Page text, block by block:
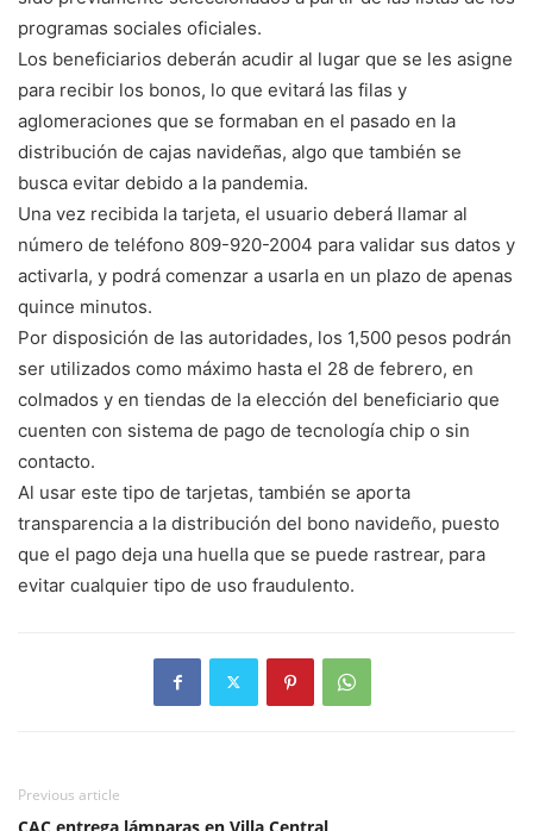
programas sociales oficiales.
Los beneficiarios deberán acudir al lugar que se les asigne
para recibir los bonos, lo que evitará las filas y
aglomeraciones que se formaban en el pasado en la
distribución de cajas navideñas, algo que también se
busca evitar debido a la pandemia.
Una vez recibida la tarjeta, el usuario deberá llamar al
número de teléfono 809-920-2004 para validar sus datos y
activarla, y podrá comenzar a usarla en un plazo de apenas
quince minutos.
Por disposición de las autoridades, los 1,500 pesos podrán
ser utilizados como máximo hasta el 28 de febrero, en
colmados y en tiendas de la elección del beneficiario que
cuenten con sistema de pago de tecnología chip o sin
contacto.
Al usar este tipo de tarjetas, también se aporta
transparencia a la distribución del bono navideño, puesto
que el pago deja una huella que se puede rastrear, para
evitar cualquier tipo de uso fraudulento.
Previous article